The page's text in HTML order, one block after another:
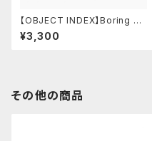
【OBJECT INDEX】Boring Sc
issors (ブラック)
¥3,300
その他の商品